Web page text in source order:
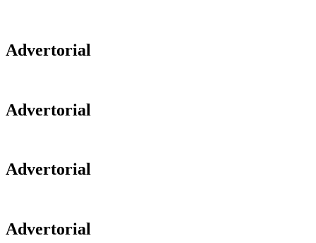
Advertorial
Advertorial
Advertorial
Advertorial